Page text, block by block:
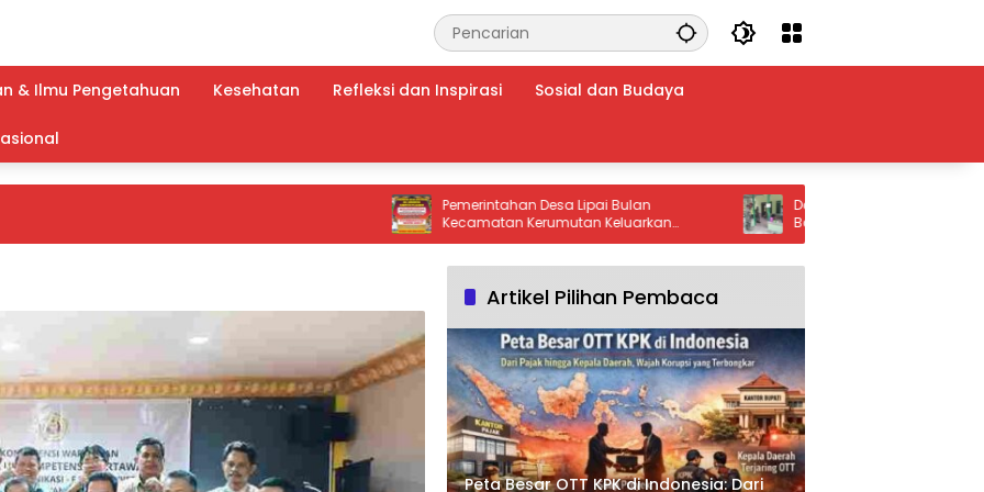
& Ilmu Pengetahuan Kesehatan Refleksi dan Inspirasi Sosial dan Budaya
Pemerintahan Desa Lipai Bulan
Kecamatan Kerumutan Keluarkan
Peringatan Keras: Stop Setrum Ikan dan
Dari Rumah Rapuh Menjadi
Baru, Senyum Ibu Jumsina Menjadi
Makna TMMD bagi Warga Batu Bara
Artikel Pilihan Pembaca
Peta Besar OTT KPK di Indonesia: Dari